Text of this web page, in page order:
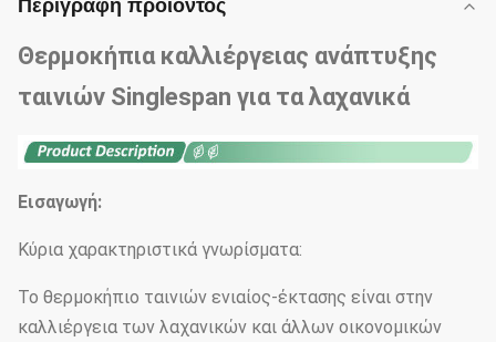
Περιγραφή προϊόντος
Θερμοκήπια καλλιέργειας ανάπτυξης
ταινιών Singlespan για τα λαχανικά
Εισαγωγή:
Κύρια χαρακτηριστικά γνωρίσματα:
Το θερμοκήπιο ταινιών ενιαίος-έκτασης είναι στην
καλλιέργεια των λαχανικών και άλλων οικονομικών